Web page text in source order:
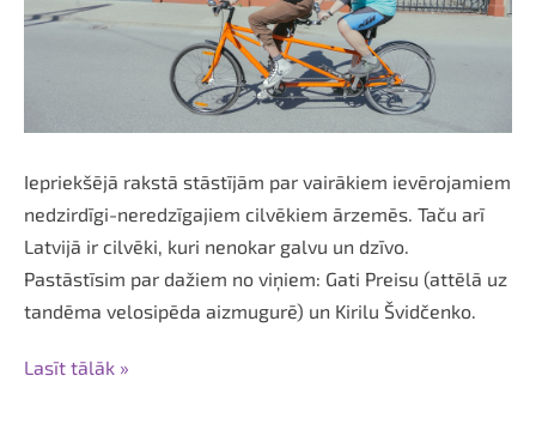
Iepriekšējā rakstā stāstījām par vairākiem ievērojamiem
nedzirdīgi-neredzīgajiem cilvēkiem ārzemēs. Taču arī
Latvijā ir cilvēki, kuri nenokar galvu un dzīvo.
Pastāstīsim par dažiem no viņiem: Gati Preisu (attēlā uz
tandēma velosipēda aizmugurē) un Kirilu Švidčenko.
Lasīt tālāk »